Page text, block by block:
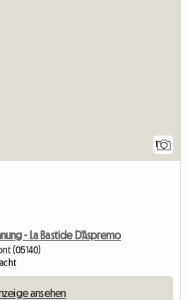
- La Bastide D'Aspremo
(05140)
ansehen